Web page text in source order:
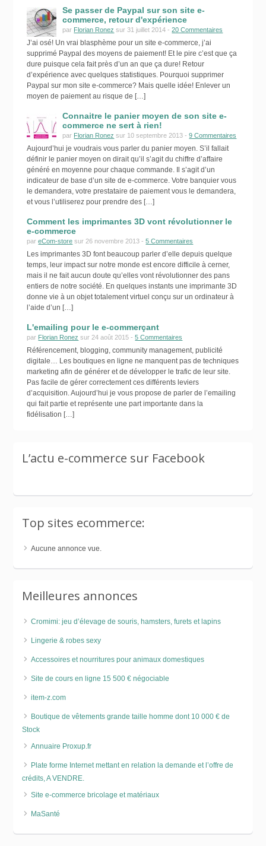
Se passer de Paypal sur son site e-
commerce, retour d'expérience
par Florian Ronez sur 31 juillet 2014 -20 Commentaires
J’ai osé! Un vrai blasphème pour un site e-commerce, j’ai
supprimé Paypal des moyens de paiement! Et le pire c’est que ça
dure puisque cela fait près d’un an que ça dure! Retour
d’expérience avec quelques statistiques. Pourquoi supprimer
Paypal sur mon site e-commerce? Mais quelle idée! Enlever un
moyen de paiement au risque de […]
Connaitre le panier moyen de son site e-
commerce ne sert à rien!
par Florian Ronez sur 10 septembre 2013 -9 Commentaires
Aujourd’hui je voudrais vous parler du panier moyen. S’il fallait
définir le panier moyen on dirait qu’il s’agit du chiffre d’affaire
généré en moyenne pour chaque commande. Il s’agit d’un
indicateur de base d’un site de e-commerce. Votre banquier vous
le demandera, votre prestataire de paiement vous le demandera,
et vous l’utiliserez pour prendre des […]
Comment les imprimantes 3D vont révolutionner le
e-commerce
pareCom-store sur 26 novembre 2013 -5 Commentaires
Les imprimantes 3D font beaucoup parler d’elle depuis quelque
temps, leur impact sur notre monde est encore difficile à cerner,
mais il ne fait aucun doute qu’elles vont révolutionner des pans
entiers de notre société. En quelques instants une imprimante 3D
donne vie à un objet totalement virtuel conçu sur un ordinateur à
l’aide d’un […]
L'emailing pour le e-commerçant
par Florian Ronez sur 24 août 2015 -5 Commentaires
Référencement, blogging, community management, publicité
digitale… Les boutiques en ligne ne manquent pas de techniques
marketing afin de générer et de développer le trafic de leur site.
Pas facile de gérer correctement ces différents leviers
d’acquisition. Aujourd’hui je vous propose de parler de l’emailing
qui fait partie et représente une part importante dans la
fidélisation […]
L’actu e-commerce sur Facebook
Top sites ecommerce:
Aucune annonce vue.
Meilleures annonces
Cromimi: jeu d’élevage de souris, hamsters, furets et lapins
Lingerie & robes sexy
Accessoires et nourritures pour animaux domestiques
Site de cours en ligne 15 500 € négociable
item-z.com
Boutique de vêtements grande taille homme dont 10 000 € de
Stock
Annuaire Proxup.fr
Plate forme Internet mettant en relation la demande et l’offre de
crédits, A VENDRE.
Site e-commerce bricolage et matériaux
MaSanté